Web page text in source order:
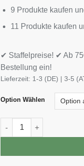
9 Produkte kaufen
11 Produkte kaufen
✔ Staffelpreise! ✔ Ab
Bestellung ein!
Lieferzeit: 1-3 (DE) | 3-5
Option Wählen
INLEAD Classic Sauce